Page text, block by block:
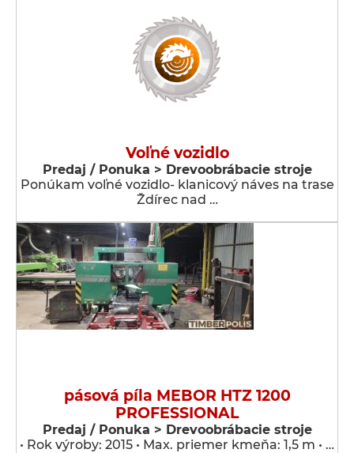
Voľné vozidlo
Predaj / Ponuka > Drevoobrábacie stroje
Ponúkam voľné vozidlo- klanicový náves na trase
Ždírec nad …
pásová píla MEBOR HTZ 1200
PROFESSIONAL
Predaj / Ponuka > Drevoobrábacie stroje
• Rok výroby: 2015 • Max. priemer kmeňa: 1,5 m • …